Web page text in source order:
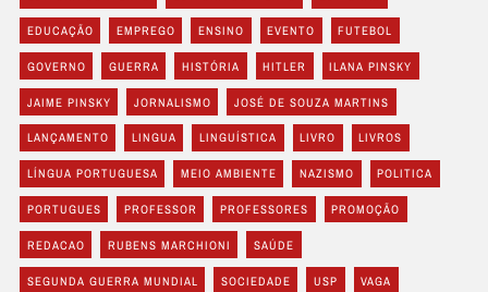
EDUCAÇÃO EMPREGO ENSINO EVENTO FUTEBOL
GOVERNO GUERRA HISTÓRIA HITLER ILANA PINSKY
JAIME PINSKY JORNALISMO JOSÉ DE SOUZA MARTINS
LANÇAMENTO LINGUA LINGUÍSTICA LIVRO LIVROS
LÍNGUA PORTUGUESA MEIO AMBIENTE NAZISMO POLITICA
PORTUGUES PROFESSOR PROFESSORES PROMOÇÃO
REDACAO RUBENS MARCHIONI SAÚDE
SEGUNDA GUERRA MUNDIAL SOCIEDADE USP VAGA